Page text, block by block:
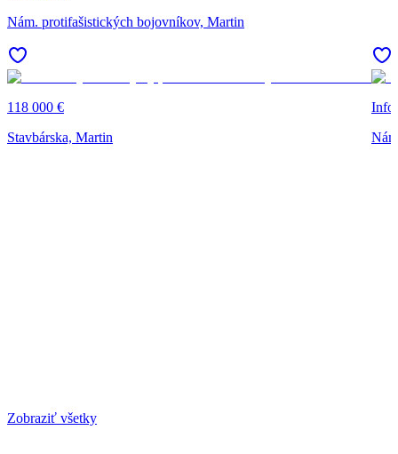
Nám. protifašistických bojovníkov, Martin
118 000 €
Stavbárska, Martin
Info
Zobraziť všetky